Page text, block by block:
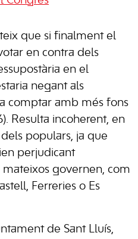
que si finalment el
en contra dels
en el
negant als
comptar amb més fons
Resulta incoherent, en
populars, ja que
perjudicant
governen, com
Ferreries o Es
de Sant Lluís,